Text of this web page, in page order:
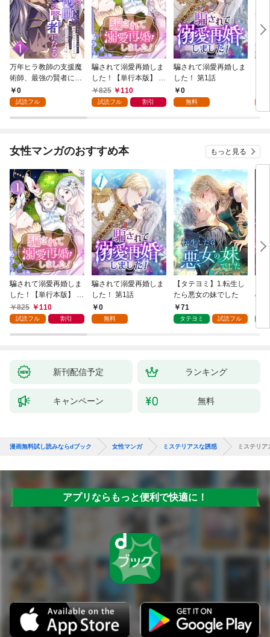
万年ヒラ教師の支援魔
術師、最強の賢者にな
る～不人気の支援魔術
師は給料泥棒だと魔術
が、出世した元教え子
らない件～ 第1話
0
試読フル
騙されて溺愛再婚しま
した！【単行本版】 1
巻825 110
試読フル 割引
騙されて溺愛再婚しま
した！ 第1話
0
無料
女性マンガのおすすめ本 もっと見る
騙されて溺愛再婚しま
した！【単行本版】 1
巻825 110
試読フル 割引
騙されて溺愛再婚しま
した！ 第1話
0
無料
【タテヨミ】1.転生し
たら悪女の妹でした
71
タテヨミ 試読フル
の
新刊配信予定 ランキング
キャンペーン 無料
漫画無料試し読みならdブック 女性マンガ ミステリアスな誘惑 ミステリア
アプリならもっと便利で快適に！